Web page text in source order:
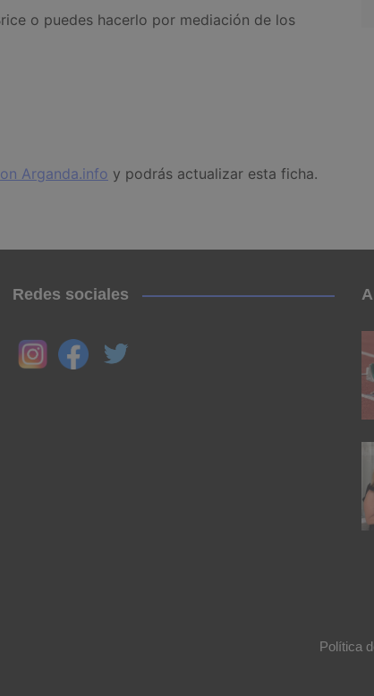
o puedes hacerlo por mediación de los
Arganda.info y podrás actualizar esta ficha.
Redes sociales
Política